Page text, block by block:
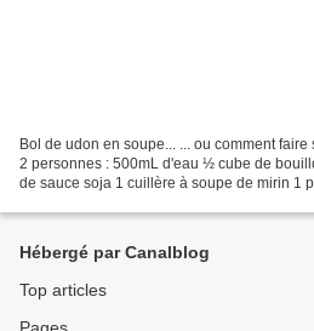
Bol de udon en soupe... ... ou comment
2 personnes : 500mL d'eau ½ cube de
de sauce soja 1 cuillère à soupe de mirin 1
Hébergé par Canalblog
Top articles